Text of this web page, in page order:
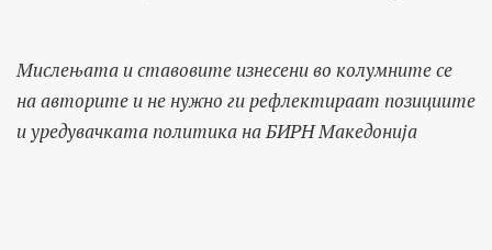
Мислењата и ставовите изнесени во колумните се
на авторите и не нужно ги рефлектираат позициите
и уредувачката политика на БИРН Македонија